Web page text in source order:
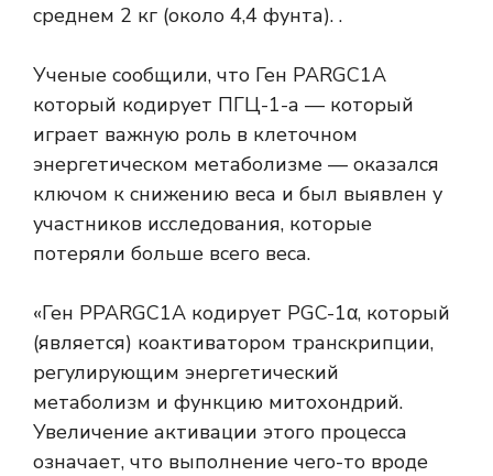
среднем 2 кг (около 4,4 фунта). .
Ученые сообщили, что Ген PARGC1A
который кодирует ПГЦ-1-а — который
играет важную роль в клеточном
энергетическом метаболизме — оказался
ключом к снижению веса и был выявлен у
участников исследования, которые
потеряли больше всего веса.
«Ген PPARGC1A кодирует PGC-1α, который
(является) коактиватором транскрипции,
регулирующим энергетический
метаболизм и функцию митохондрий.
Увеличение активации этого процесса
означает, что выполнение чего-то вроде